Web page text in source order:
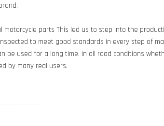
parts This led us to step into the
to meet good standards in every step of
used for a long time. in all road conditions
by many real users.